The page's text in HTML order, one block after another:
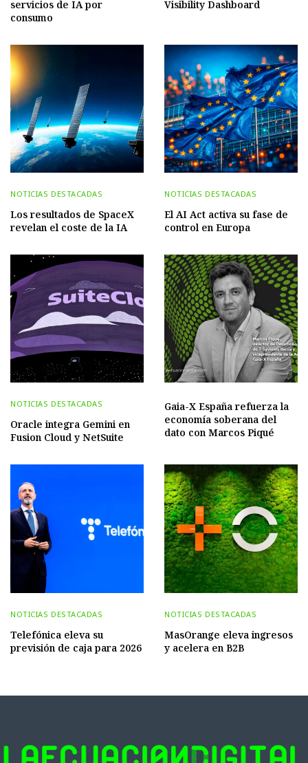
servicios de IA por
consumo
Visibility Dashboard
NOTICIAS DESTACADAS
Los resultados de SpaceX
revelan el coste de la IA
NOTICIAS DESTACADAS
El AI Act activa su fase de
control en Europa
NOTICIAS DESTACADAS
Oracle integra Gemini en
Fusion Cloud y NetSuite
Gaia-X España refuerza la
economía soberana del
dato con Marcos Piqué
NOTICIAS DESTACADAS
Telefónica eleva su
previsión de caja para 2026
NOTICIAS DESTACADAS
MasOrange eleva ingresos
y acelera en B2B